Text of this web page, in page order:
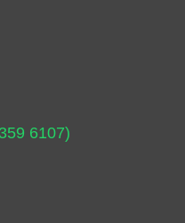
6107)